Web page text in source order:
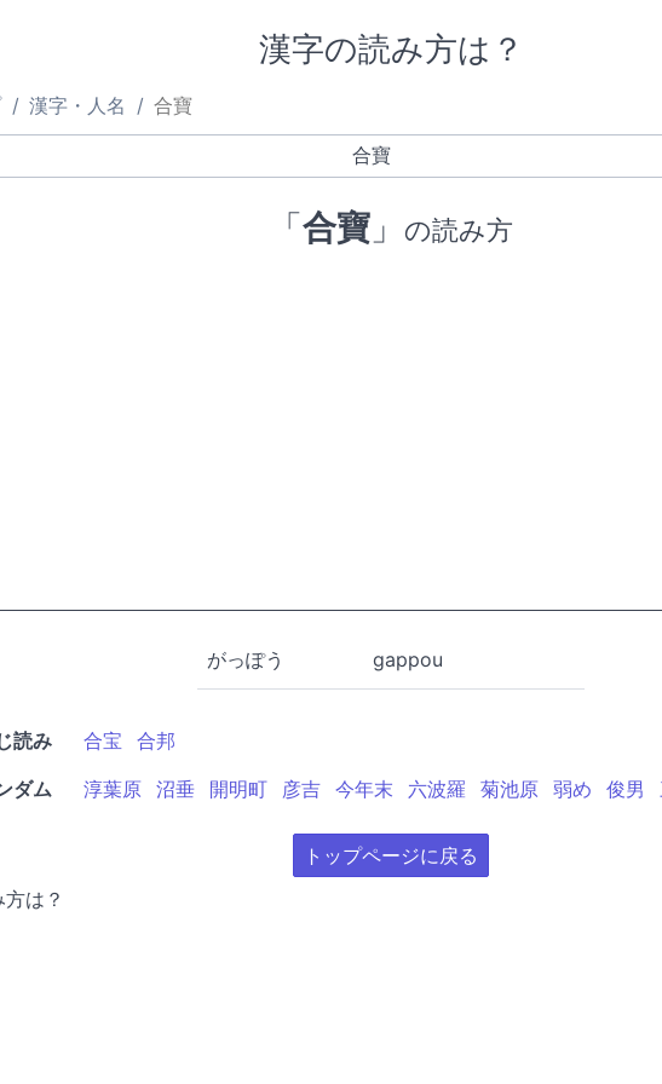
漢字の読み方は？
漢字・人名 合寶
「合寶 」 の読み方
がっぽう gappou
読み 合宝
合邦
ダム
淳葉原 沼垂 開明町 彦吉 今年末 六波羅 菊池原 弱め 俊男
トップページに戻る
は？